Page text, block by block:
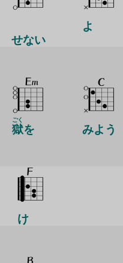
せない
よ
獄
ごく
を みよう
け